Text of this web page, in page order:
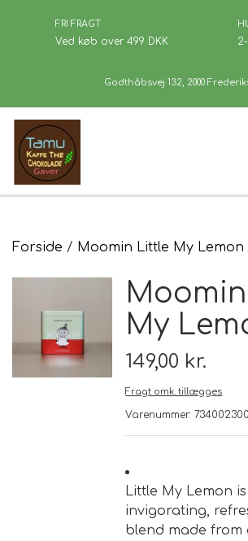
FRI FRAGT
Ved køb over 499 DKK
Godthåbsvej 132, 2000
Forside
Kaffe
Se Butikken
Brand
Løsvægt teer
Sort Te
Chaplon Te
Nyheder
Forside Moomin Little My Lemon
My
149,00 kr.
Fragt omk. tillægges
Varenummer:
Little My Lemon
invigorating,
blend made from